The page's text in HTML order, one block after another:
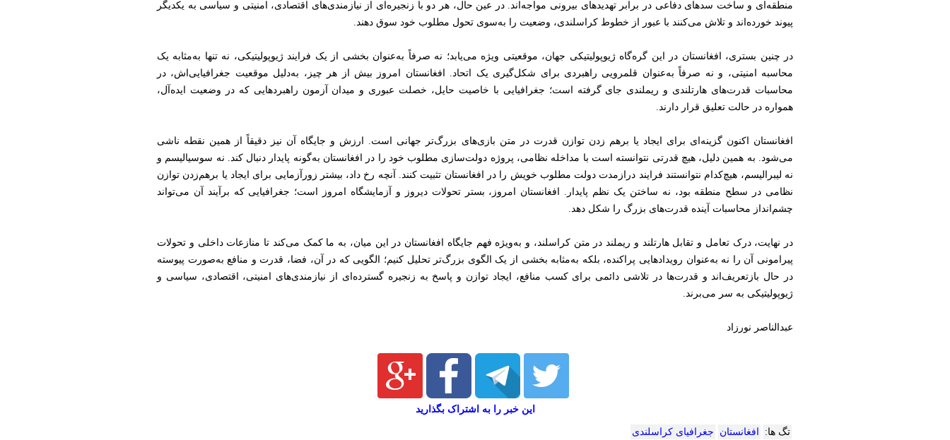
منطقه‌ای و ساخت سدهای دفاعی در برابر تهدیدهای بیرونی مواجه‌اند. در عین حال، هر دو با زنجیره‌ای از نیازمندی‌های اقتصادی، امنیتی و سیاسی به یکدیگر
پیوند خورده‌اند و تلاش می‌کنند با عبور از خطوط کراسلندی، وضعیت را به‌سوی تحول مطلوب خود سوق دهند.
در چنین بستری، افغانستان در این گره‌گاه ژیوپولیتیکی جهان، موقعیتی ویژه می‌یابد؛ نه صرفاً به‌عنوان بخشی از یک فرایند ژیوپولیتیکی، نه تنها به‌مثابه یک
محاسبه امنیتی، و نه صرفاً به‌عنوان قلمرویی راهبردی برای شکل‌گیری یک اتحاد. افغانستان امروز بیش از هر چیز، به‌دلیل موقعیت جغرافیایی‌اش، در
محاسبات قدرت‌های هارتلندی و ریملندی جای گرفته است؛ جغرافیایی با خاصیت حایل، خصلت عبوری و میدان آزمون راهبردهایی که در وضعیت ایده‌آل،
همواره در حالت تعلیق قرار دارند.
افغانستان اکنون گزینه‌ای برای ایجاد یا برهم زدن توازن قدرت در متن بازی‌های بزرگ‌تر جهانی است. ارزش و جایگاه آن نیز دقیقاً از همین نقطه ناشی
می‌شود. به همین دلیل، هیچ قدرتی نتوانسته است با مداخله نظامی، پروژه دولت‌سازی مطلوب خود را در افغانستان به‌گونه پایدار دنبال کند. نه سوسیالیسم و
نه لیبرالیسم، هیچ‌کدام نتوانستند فرایند درازمدت دولت مطلوب خویش را در افغانستان تثبیت کنند. آنچه رخ داد، بیشتر زورآزمایی برای ایجاد یا برهم‌زدن توازن
نظامی در سطح منطقه بود، نه ساختن یک نظم پایدار. افغانستان امروز، بستر تحولات دیروز و آزمایشگاه امروز است؛ جغرافیایی که برآیند آن می‌تواند
چشم‌انداز محاسبات آینده قدرت‌های بزرگ را شکل دهد.
در نهایت، درک تعامل و تقابل هارتلند و ریملند در متن کراسلند، و به‌ویژه فهم جایگاه افغانستان در این میان، به ما کمک می‌کند تا منازعات داخلی و تحولات
پیرامونی آن را نه به‌عنوان رویدادهایی پراکنده، بلکه به‌مثابه بخشی از یک الگوی بزرگ‌تر تحلیل کنیم؛ الگویی که در آن، فضا، قدرت و منافع به‌صورت پیوسته
در حال بازتعریف‌اند و قدرت‌ها در تلاشی دائمی برای کسب منافع، ایجاد توازن و پاسخ به زنجیره گسترده‌ای از نیازمندی‌های امنیتی، اقتصادی، سیاسی و
ژیوپولیتیکی به سر می‌برند.
عبدالناصر نورزاد
این خبر را به اشتراک بگذارید
تگ ها: افغانستان جغرافیای کراسلندی